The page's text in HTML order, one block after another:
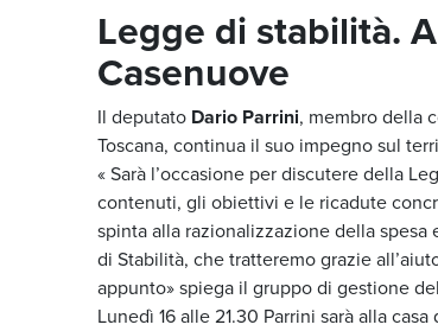
Legge di stabilità.
Casenuove
Il deputato Dario Parrini, membro della
Toscana, continua il suo impegno sul
« Sarà l’occasione per discutere della
contenuti, gli obiettivi e le ricadute
spinta alla razionalizzazione della
di Stabilità, che tratteremo grazie
appunto» spiega il gruppo di gestione
Lunedì 16 alle 21.30 Parrini sarà alla